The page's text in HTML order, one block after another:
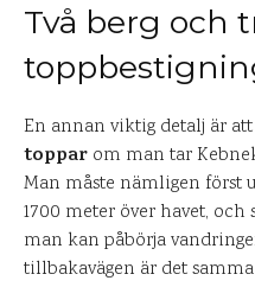
Två berg och
En annan viktig detalj är
toppar om man tar
Man måste nämligen först
1700 meter över havet,
man kan påbörja
tillbakavägen är det